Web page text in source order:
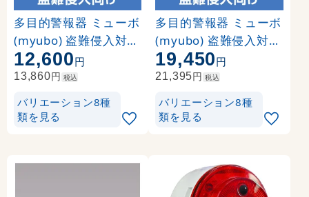
多目的警報器 ミューボ
(myubo) 盗難侵入対策
タイプ 赤 電池式 人感
センサー付 (VK10M-B
12,600円
13,860円 税込
バリエーション8種
類を見る
多目的警報器 ミューボ
(myubo) 盗難侵入対策
タイプ 赤 DC電源 人感
センサー付 (VK10M-D
19,450円
21,395円 税込
バリエーション8種
類を見る